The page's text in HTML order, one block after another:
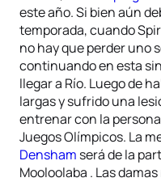
este año. Si bien aún
temporada, cuando
no hay que perder uno
continuando en esta
llegar a Río. Luego de
largas y sufrido una
entrenar con la
Juegos Olímpicos. La
Densham será de la
Mooloolaba . Las